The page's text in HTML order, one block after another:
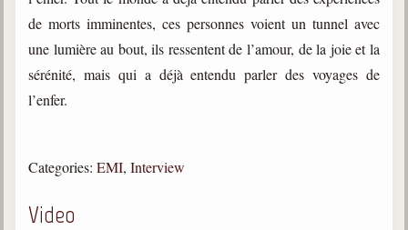
Sujets du mois
Citations
séance d'aide spirituelle
Diaporamas
Powerpoints
de morts imminentes, ces personnes voient un tunnel avec
une lumière au bout, ils ressentent de l’amour, de la joie et la
sérénité, mais qui a déjà entendu parler des voyages de
l’enfer.
Categories: EMI, Interview
Video